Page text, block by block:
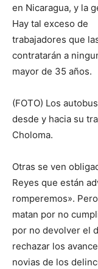
en Nicaragua, y la
Hay tal exceso de
trabajadores que
contratarán a
mayor de 35 años.
(FOTO) Los
desde y hacia su
Choloma.
Otras se ven
Reyes que están
romperemos».
matan por no
por no devolver el
rechazar los
novias de los